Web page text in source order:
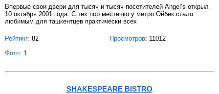
Впервые свои двери для тысяч и тысяч посетителей Angel’s открыл
10 октября 2001 года. С тех пор местечко у метро Ойбек стало
любимым для ташкентцев практически всех
Рейтинг: 82 Просмотров: 11012
Фото: 1
SHAKESPEARE BISTRO